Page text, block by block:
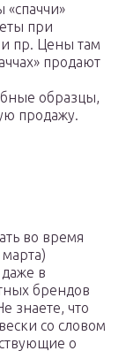
при
пр. Цены там
продают
образцы,
продажу.
во время
в
брендов
знаете, что
со словом
о